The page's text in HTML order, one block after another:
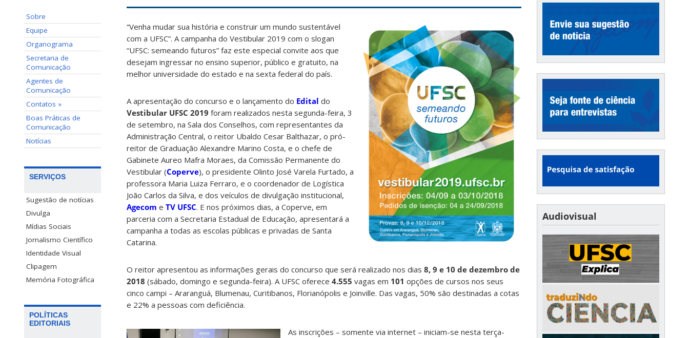
Sobre
Equipe
Organograma
Secretaria de
Comunicação
Agentes de
Comunicação
Contatos »
Boas Práticas de
Comunicação
Notícias
SERVIÇOS
Sugestão de notícias
Divulga
Mídias Sociais
Jornalismo Científico
Identidade Visual
Clipagem
Memória Fotográfica
POLÍTICAS
EDITORIAIS
“Venha mudar sua história e construir um mundo sustentável
com a UFSC”. A campanha do Vestibular 2019 com o slogan
“UFSC: semeando futuros” faz este especial convite aos que
desejam ingressar no ensino superior, público e gratuito, na
melhor universidade do estado e na sexta federal do país.
A apresentação do concurso e o lançamento do Edital do
Vestibular UFSC 2019 foram realizados nesta segunda-feira, 3
de setembro, na Sala dos Conselhos, com representantes da
Administração Central, o reitor Ubaldo Cesar Balthazar, o pró-
reitor de Graduação Alexandre Marino Costa, e o chefe de
Gabinete Aureo Mafra Moraes, da Comissão Permanente do
Vestibular (Coperve), o presidente Olinto José Varela Furtado, a
professora Maria Luiza Ferraro, e o coordenador de Logística
João Carlos da Silva, e dos veículos de divulgação institucional,
Agecom e TV UFSC. E nos próximos dias, a Coperve, em
parceria com a Secretaria Estadual de Educação, apresentará a
campanha a todas as escolas públicas e privadas de Santa
Catarina.
O reitor apresentou as informações gerais do concurso que será realizado nos dias 8, 9 e 10 de dezembro de
2018 (sábado, domingo e segunda-feira). A UFSC oferece 4.555 vagas em 101 opções de cursos nos seus
cinco campi – Araranguá, Blumenau, Curitibanos, Florianópolis e Joinville. Das vagas, 50% são destinadas a cotas
e 22% a pessoas com deficiência.
As inscrições – somente via internet – iniciam-se nesta terça-
Audiovisual